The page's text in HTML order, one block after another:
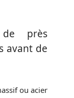
près
avant de
ou acier